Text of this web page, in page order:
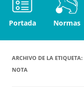
Portada Normas
ARCHIVO DE LA ETIQUETA:
NOTA